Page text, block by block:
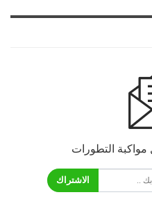
التطورات
الاشتراك